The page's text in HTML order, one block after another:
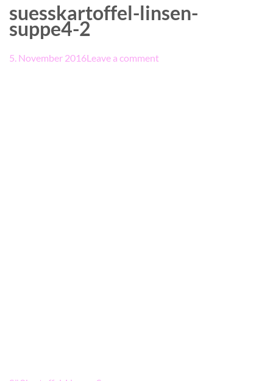
suesskartoffel-linsen-
suppe4-2
5. November 2016Leave a comment